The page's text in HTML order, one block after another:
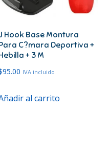
elegir
página
Hook Base Montura
C?mara Deportiva +
+ 3 M
95.00 IVA incluido
al carrito